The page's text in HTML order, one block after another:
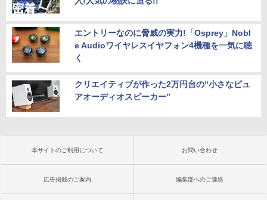
エントリーなのに脅威の実力!「Osprey」Nobl
e Audioワイヤレスイヤフォン4機種を一気に聴
く
クリエイティブが作った2万円台の“小さなピュ
アオーディオスピーカー”
本サイトのご利用について お問い合わせ
広告掲載のご案内 編集部へのご連絡